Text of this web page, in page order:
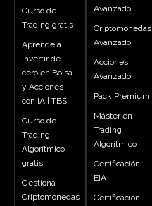
Curso de
Trading gratis
Aprende a
Invertir de
cero en Bolsa
y Acciones
con IA | TBS
Curso de
Trading
Algorítmico
gratis
Gestiona
Criptomonedas
Avanzado
Criptomonedas
Avanzado
Acciones
Avanzado
Pack Premium
Máster en
Trading
Algorítmico
Certificación
EIA
Certificación